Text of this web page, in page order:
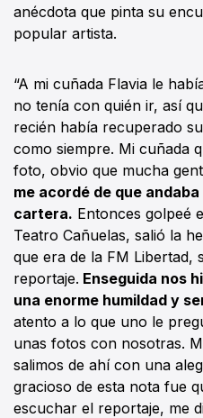
anécdota que pinta su
popular artista.
“A mi cuñada Flavia le
no tenía con quién ir, así
recién había recuperado
como siempre. Mi cuñada
foto, obvio que mucha
me acordé de que
cartera. Entonces golpeé
Teatro Cañuelas, salió la
que era de la FM Libertad,
reportaje. Enseguida nos
una enorme humildad y
atento a lo que uno le
unas fotos con nosotras.
salimos de ahí con una
gracioso de esta nota fue
escuchar el reportaje, me